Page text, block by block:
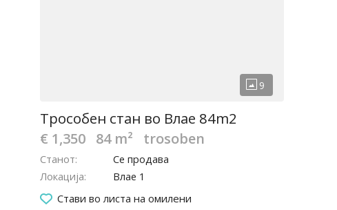
Трособен стан во Влае 84m2
€ 1,350 84 m² trosoben
Станот
Се продава
Локација
Влае 1
Стави во листа на омилени